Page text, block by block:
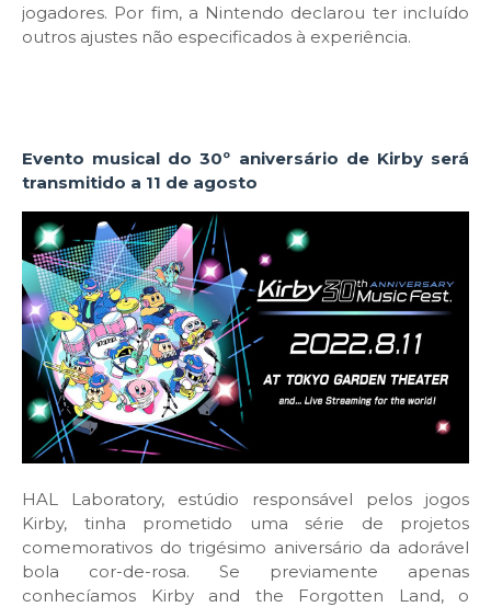
jogadores. Por fim, a Nintendo declarou ter incluído
outros ajustes não especificados à experiência.
Evento musical do 30º aniversário de Kirby será
transmitido a 11 de agosto
HAL Laboratory, estúdio responsável pelos jogos
Kirby, tinha prometido uma série de projetos
comemorativos do trigésimo aniversário da adorável
bola cor-de-rosa. Se previamente apenas
conhecíamos Kirby and the Forgotten Land, o